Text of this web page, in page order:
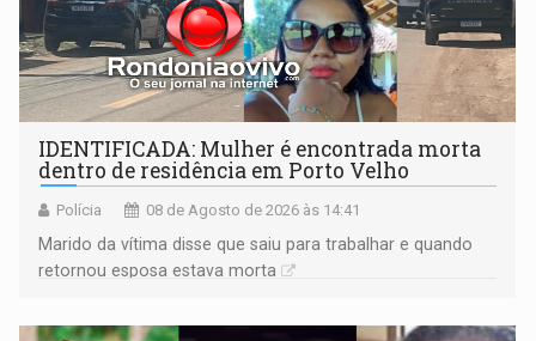
IDENTIFICADA: Mulher é encontrada morta
dentro de residência em Porto Velho
Polícia 08 de Agosto de 2026 às 14:41
Marido da vítima disse que saiu para trabalhar e quando
retornou esposa estava morta